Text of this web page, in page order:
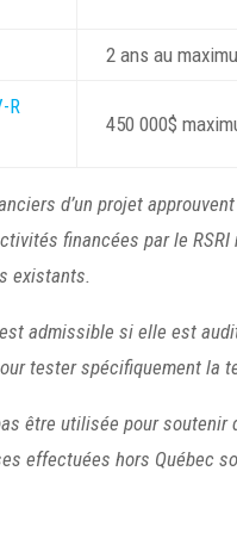
2 ans au
R
450 000$
d’un projet
financées par le
existants.
admissible si elle est
tester spécifiquement la
être utilisée pour
effectuées hors Québec